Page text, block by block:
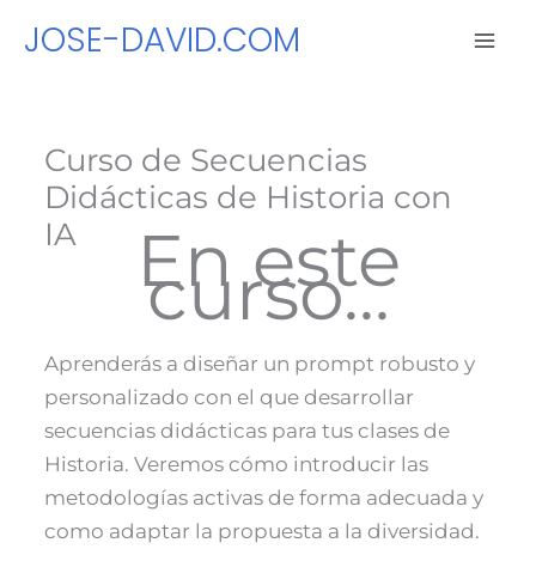
JOSE-DAVID.COM
Curso de Secuencias
Didácticas de Historia con
IA
En este
curso…
Aprenderás a diseñar un prompt robusto y
personalizado con el que desarrollar
secuencias didácticas para tus clases de
Historia. Veremos cómo introducir las
metodologías activas de forma adecuada y
como adaptar la propuesta a la diversidad.